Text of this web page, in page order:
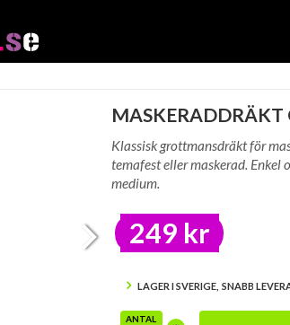
Klassisk grottmansdräkt för
temafest eller maskerad. Enkel
medium.
249 kr
LAGER I SVERIGE, SNABB
ANTAL